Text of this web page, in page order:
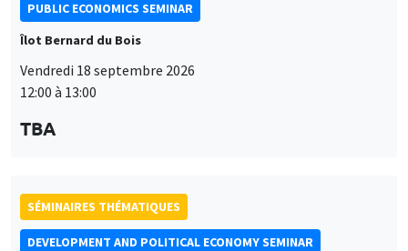
PUBLIC ECONOMICS SEMINAR
Îlot Bernard du Bois
Vendredi 18 septembre 2026
12:00 à 13:00
TBA
SÉMINAIRES THÉMATIQUES
DEVELOPMENT AND POLITICAL ECONOMY SEMINAR